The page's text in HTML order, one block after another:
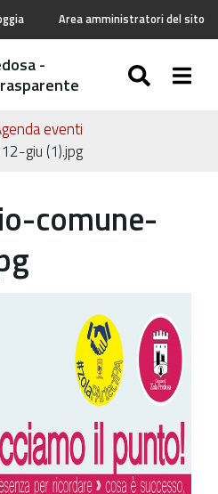
Area amministratori del sito
-
eventi
giu (1).jpg
comune-